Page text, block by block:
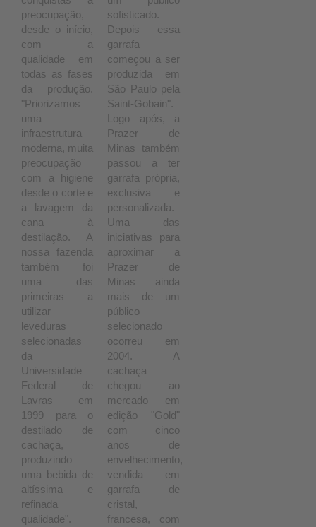
preocupação,
desde o início,
com a
qualidade em
todas as fases
da produção.
"Priorizamos
uma
infraestrutura
moderna, muita
preocupação
com a higiene
desde o corte e
a lavagem da
cana à
destilação. A
nossa fazenda
também foi
uma das
primeiras a
utilizar
leveduras
selecionadas
da
Universidade
Federal de
Lavras em
1999 para o
destilado de
cachaça,
produzindo
uma bebida de
altíssima e
refinada
qualidade".
sofisticado.
Depois essa
garrafa
começou a ser
produzida em
São Paulo pela
Saint-Gobain".
Logo após, a
Prazer de
Minas também
passou a ter
garrafa própria,
exclusiva e
personalizada.
Uma das
iniciativas para
aproximar a
Prazer de
Minas ainda
mais de um
público
selecionado
ocorreu em
2004. A
cachaça
chegou ao
mercado em
edição "Gold"
com cinco
anos de
envelhecimento,
vendida em
garrafa de
cristal,
francesa, com